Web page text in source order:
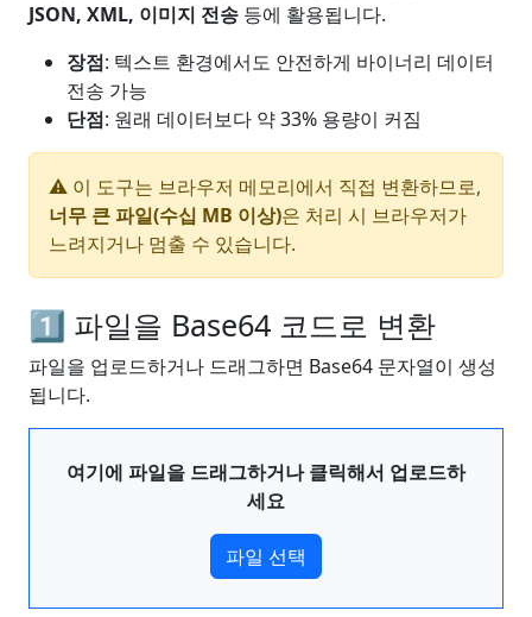
JSON, XML, 이미지 전송 등에 활용됩니다.
장점: 텍스트 환경에서도 안전하게 바이너리 데이터
전송 가능
단점: 원래 데이터보다 약 33% 용량이 커짐
⚠️ 이 도구는 브라우저 메모리에서 직접 변환하므로,
너무 큰 파일(수십 MB 이상)은 처리 시 브라우저가
느려지거나 멈출 수 있습니다.
1️⃣ 파일을 Base64 코드로 변환
파일을 업로드하거나 드래그하면 Base64 문자열이 생성
됩니다.
여기에 파일을 드래그하거나 클릭해서 업로드하
세요
파일 선택